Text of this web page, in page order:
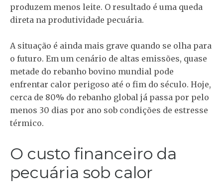
produzem menos leite. O resultado é uma queda
direta na produtividade pecuária.
A situação é ainda mais grave quando se olha para
o futuro. Em um cenário de altas emissões, quase
metade do rebanho bovino mundial pode
enfrentar calor perigoso até o fim do século. Hoje,
cerca de 80% do rebanho global já passa por pelo
menos 30 dias por ano sob condições de estresse
térmico.
O custo financeiro da
pecuária sob calor